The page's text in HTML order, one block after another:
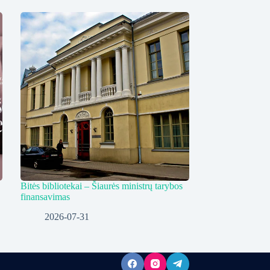
Bitės bibliotekai – Šiaurės ministrų tarybos
finansavimas
2026-07-31